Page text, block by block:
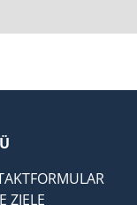
ZIELE